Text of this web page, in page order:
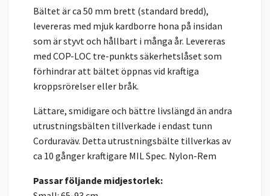
Bältet är ca 50 mm brett (standard bredd),
levereras med mjuk kardborre hona på insidan
som är styvt och hållbart i många år. Levereras
med COP-LOC tre-punkts säkerhetslåset som
förhindrar att bältet öppnas vid kraftiga
kroppsrörelser eller bråk.
Lättare, smidigare och bättre livslängd än andra
utrustningsbälten tillverkade i endast tunn
Corduraväv. Detta utrustningsbälte tillverkas av
ca 10 gånger kraftigare MIL Spec. Nylon-Rem
Passar följande midjestorlek: